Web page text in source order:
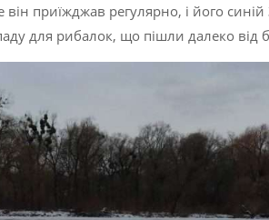
приїжджав регулярно, і його
для рибалок, що пішли далеко від